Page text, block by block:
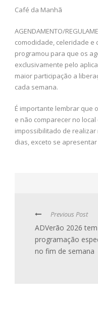
Café da Manhã
AGENDAMENTO/
comodidade, celeridade e
programou para que os
exclusivamente pelo
maior participação a
cada semana.
É importante lembrar que
e não comparecer no
impossibilitado de
dias, exceto se
Previous Post
ADVerão 2026 tem
programação
no fim de semana